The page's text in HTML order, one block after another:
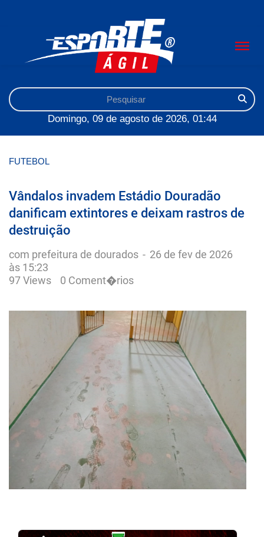
Domingo, 09 de agosto de 2026, 01:44
FUTEBOL
Vândalos invadem Estádio Douradão
danificam extintores e deixam rastros de
destruição
com prefeitura de dourados - 26 de fev de 2026
às 15:23
97 Views
0 Coment�rios